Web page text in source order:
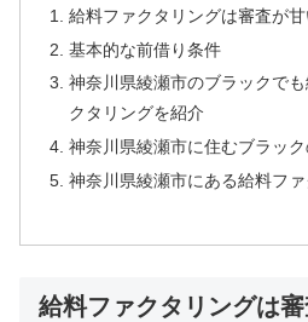
給料ファクタリングは審査が
基本的な前借り条件
神奈川県綾瀬市のブラックで
クタリングを紹介
神奈川県綾瀬市に住むブラック
神奈川県綾瀬市にある給料フ
給料ファクタリングは